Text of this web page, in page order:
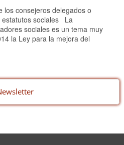
los consejeros delegados o
estatutos sociales La
sociales es un tema muy
la Ley para la mejora del